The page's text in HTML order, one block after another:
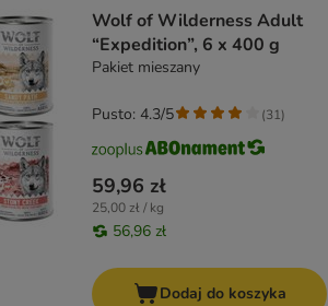
Wolf of Wilderness Adult
“Expedition”, 6 x 400 g
Pakiet mieszany
59,96 zł
25,00 zł / kg
56,96 zł
Pusto: 4.3/5 (31)
Dodaj do koszyka